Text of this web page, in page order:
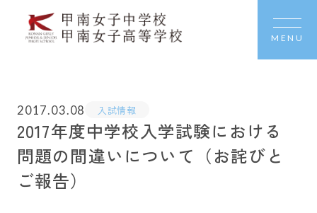
MENU
2017.03.08 入試情報
2017年度中学校入学試験における
問題の間違いについて（お詫びと
ご報告）